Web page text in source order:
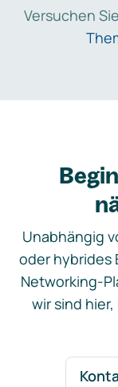
Versuchen
Unabhängig
oder hybrides
Networking-
wir sind